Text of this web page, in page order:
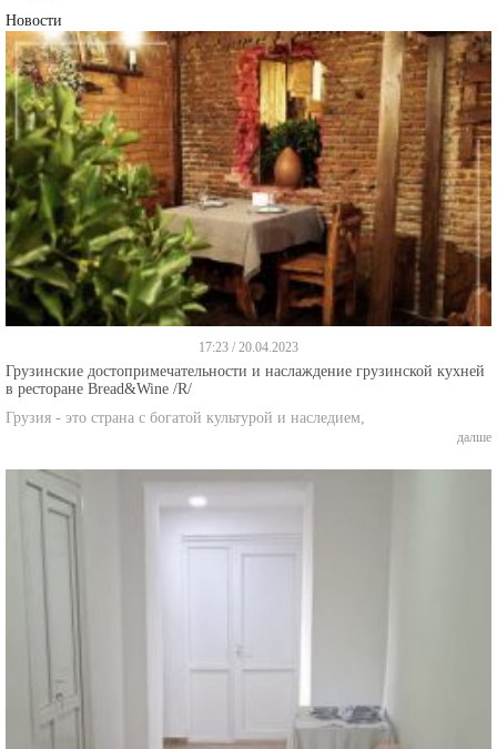
Новости
17:23 / 20.04.2023
Грузинские достопримечательности и наслаждение грузинской кухней
в ресторане Bread&Wine /R/
Грузия - это страна с богатой культурой и наследием,
далше